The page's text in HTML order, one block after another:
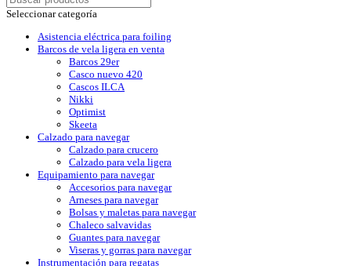
Seleccionar categoría
Asistencia eléctrica para foiling
Barcos de vela ligera en venta
Barcos 29er
Casco nuevo 420
Cascos ILCA
Nikki
Optimist
Skeeta
Calzado para navegar
Calzado para crucero
Calzado para vela ligera
Equipamiento para navegar
Accesorios para navegar
Arneses para navegar
Bolsas y maletas para navegar
Chaleco salvavidas
Guantes para navegar
Viseras y gorras para navegar
Instrumentación para regatas